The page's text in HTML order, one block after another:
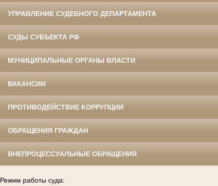
УПРАВЛЕНИЕ СУДЕБНОГО ДЕПАРТАМЕНТА
СУДЫ СУБЪЕКТА РФ
МУНИЦИПАЛЬНЫЕ ОРГАНЫ ВЛАСТИ
ВАКАНСИИ
ПРОТИВОДЕЙСТВИЕ КОРРУПЦИИ
ОБРАЩЕНИЯ ГРАЖДАН
ВНЕПРОЦЕССУАЛЬНЫЕ ОБРАЩЕНИЯ
Режим работы суда: